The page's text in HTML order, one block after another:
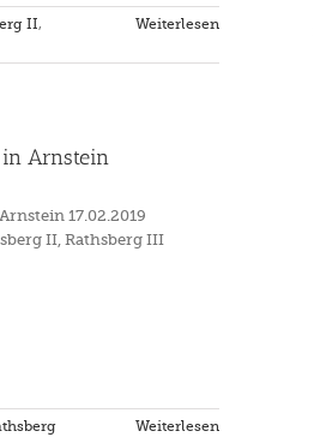
II,
Weiterlesen
Arnstein
17.02.2019
II, Rathsberg III
Weiterlesen